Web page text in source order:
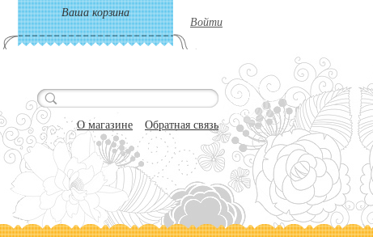
Ваша корзина
Войти
О магазине Обратная связь